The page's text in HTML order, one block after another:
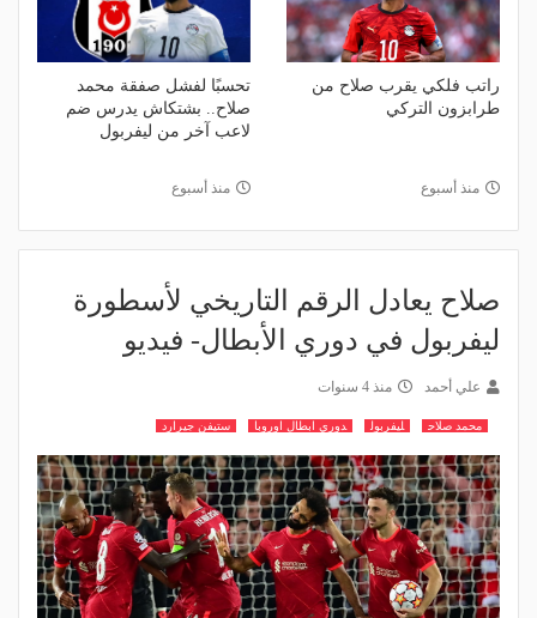
راتب فلكي يقرب صلاح من
طرابزون التركي
منذ أسبوع
تحسبًا لفشل صفقة محمد
صلاح.. بشتكاش يدرس ضم
لاعب آخر من ليفربول
منذ أسبوع
صلاح يعادل الرقم التاريخي لأسطورة
ليفربول في دوري الأبطال- فيديو
علي أحمد منذ 4 سنوات
محمد صلاح ليفربول دوري ابطال اوروبا ستيفن جيرارد